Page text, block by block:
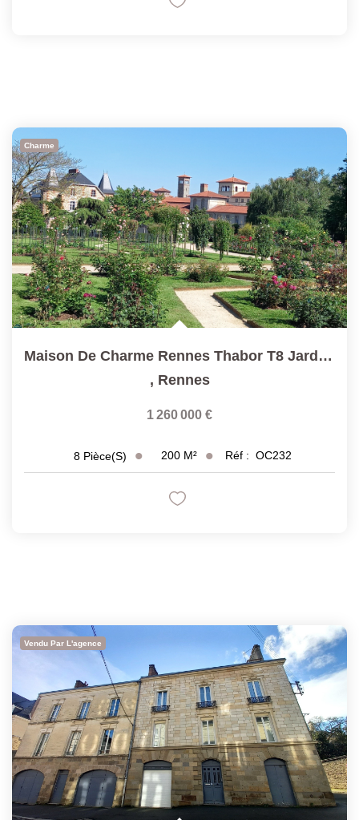
Charme
Maison De Charme Rennes Thabor T8 Jardin Clos Et Arboré...
, Rennes
1 260 000 €
8 Pièce(s) 200 M² Réf : OC232
Vendu Par L'agence